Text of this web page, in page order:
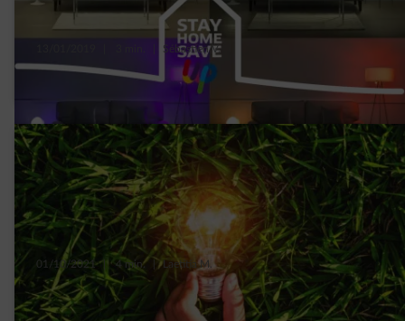
Sébastien V.
Welke ledlamp in welke kamer?
01/10/2021 | 4 min. Laetitia M.
6 verrassende tips om minder stroom te
verbruiken